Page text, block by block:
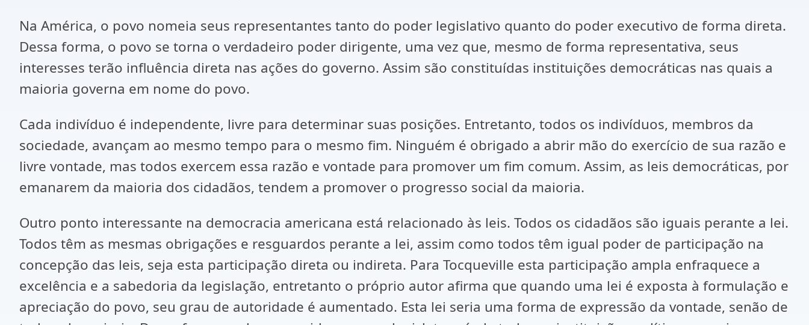
Na América, o povo nomeia seus representantes tanto do poder legislativo quanto do poder executivo de forma direta.
Dessa forma, o povo se torna o verdadeiro poder dirigente, uma vez que, mesmo de forma representativa, seus
interesses terão influência direta nas ações do governo. Assim são constituídas instituições democráticas nas quais a
maioria governa em nome do povo.
Cada indivíduo é independente, livre para determinar suas posições. Entretanto, todos os indivíduos, membros da
sociedade, avançam ao mesmo tempo para o mesmo fim. Ninguém é obrigado a abrir mão do exercício de sua razão e
livre vontade, mas todos exercem essa razão e vontade para promover um fim comum. Assim, as leis democráticas, por
emanarem da maioria dos cidadãos, tendem a promover o progresso social da maioria.
Outro ponto interessante na democracia americana está relacionado às leis. Todos os cidadãos são iguais perante a lei.
Todos têm as mesmas obrigações e resguardos perante a lei, assim como todos têm igual poder de participação na
concepção das leis, seja esta participação direta ou indireta. Para Tocqueville esta participação ampla enfraquece a
excelência e a sabedoria da legislação, entretanto o próprio autor afirma que quando uma lei é exposta à formulação e
apreciação do povo, seu grau de autoridade é aumentado. Esta lei seria uma forma de expressão da vontade, senão de